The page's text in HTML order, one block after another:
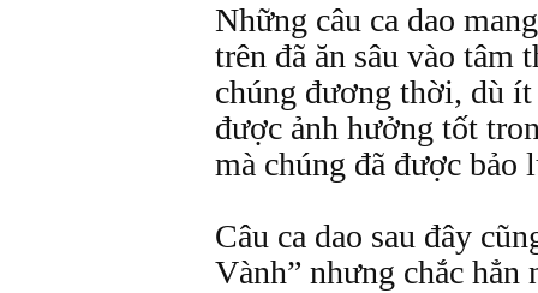
Những câu ca dao
trên đã ăn sâu vào tâm
chúng đương thời, dù
được ảnh hưởng tốt
mà chúng đã được bảo
Câu ca dao sau đây
Vành” nhưng chắc hẳn